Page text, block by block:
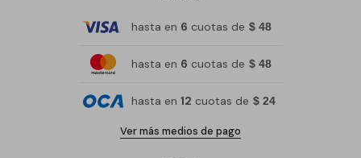
hasta en 6 cuotas de $ 48
hasta en 6 cuotas de $ 48
hasta en 12 cuotas de $ 24
Ver más medios de pago